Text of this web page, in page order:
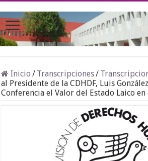
Inicio / Transcripciones/
al Presidente de la CDHDF, Luis
Conferencia el Valor del Estado Laico